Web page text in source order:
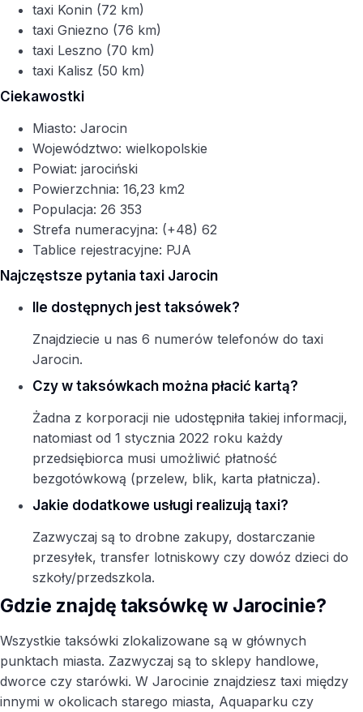
taxi Konin (72 km)
taxi Gniezno (76 km)
taxi Leszno (70 km)
taxi Kalisz (50 km)
Ciekawostki
Miasto: Jarocin
Województwo: wielkopolskie
Powiat: jarociński
Powierzchnia: 16,23 km2
Populacja: 26 353
Strefa numeracyjna: (+48) 62
Tablice rejestracyjne: PJA
Najczęstsze pytania taxi Jarocin
Ile dostępnych jest taksówek?
Znajdziecie u nas 6 numerów telefonów do taxi
Jarocin.
Czy w taksówkach można płacić kartą?
Żadna z korporacji nie udostępniła takiej informacji,
natomiast od 1 stycznia 2022 roku każdy
przedsiębiorca musi umożliwić płatność
bezgotówkową (przelew, blik, karta płatnicza).
Jakie dodatkowe usługi realizują taxi?
Zazwyczaj są to drobne zakupy, dostarczanie
przesyłek, transfer lotniskowy czy dowóz dzieci do
szkoły/przedszkola.
Gdzie znajdę taksówkę w Jarocinie?
Wszystkie taksówki zlokalizowane są w głównych
punktach miasta. Zazwyczaj są to sklepy handlowe,
dworce czy starówki. W Jarocinie znajdziesz taxi między
innymi w okolicach starego miasta, Aquaparku czy